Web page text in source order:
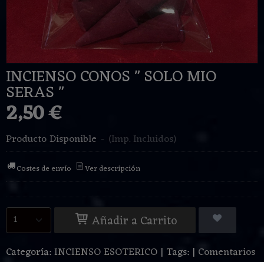
INCIENSO CONOS " SOLO MIO
SERAS "
2,50 €
Producto Disponible - (Imp. Incluidos)
Costes de envío Ver descripción
Añadir a Carrito
Categoría:INCIENSO ESOTERICO | Tags: | Comentarios